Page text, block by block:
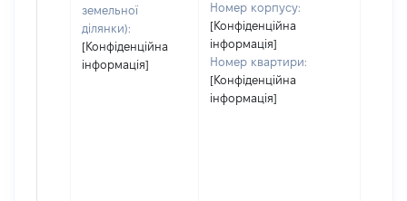
земельної
ділянки):
[Конфіденційна
інформація]
Номер корпусу:
[Конфіденційна
інформація]
Номер квартири:
[Конфіденційна
інформація]